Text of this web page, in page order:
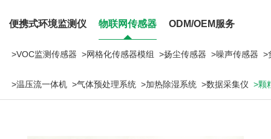
便携式环境监测仪 物联网传感器 ODM/OEM服务
>VOC监测传感器 >网格化传感器模组 >扬尘传感器 >噪声传感器 >
>温压流一体机 >气体预处理系统 >加热除湿系统 >数据采集仪 >颗